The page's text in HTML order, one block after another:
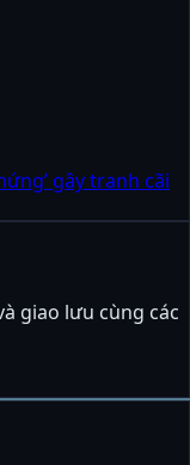
gây tranh cãi
giao lưu cùng các